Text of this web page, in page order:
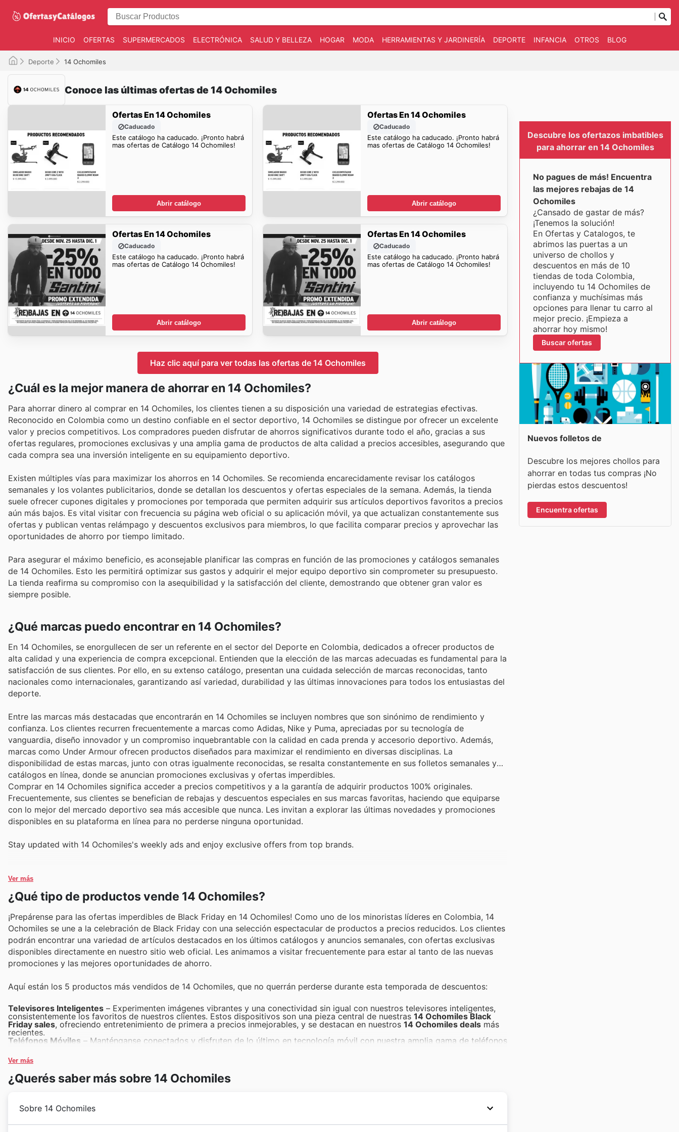
INICIO OFERTAS SUPERMERCADOS ELECTRÓNICA SALUD Y BELLEZA HOGAR MODA HERRAMIENTAS Y JARDINERÍA DEPORTE INFANCIA OTROS BLOG
Deporte 14 Ochomiles
Conoce las últimas ofertas de 14 Ochomiles
Ofertas En 14 Ochomiles
Caducado
Este catálogo ha caducado. ¡Pronto habrá
mas ofertas de Catálogo 14 Ochomiles!
Abrir catálogo
Ofertas En 14 Ochomiles
Caducado
Este catálogo ha caducado. ¡Pronto habrá
mas ofertas de Catálogo 14 Ochomiles!
Abrir catálogo
Ofertas En 14 Ochomiles
Caducado
Este catálogo ha caducado. ¡Pronto habrá
mas ofertas de Catálogo 14 Ochomiles!
Abrir catálogo
Ofertas En 14 Ochomiles
Caducado
Este catálogo ha caducado. ¡Pronto habrá
mas ofertas de Catálogo 14 Ochomiles!
Abrir catálogo
Haz clic aquí para ver todas las ofertas de 14 Ochomiles
¿Cuál es la mejor manera de ahorrar en 14 Ochomiles?
Para ahorrar dinero al comprar en 14 Ochomiles, los clientes tienen a su disposición una variedad de estrategias efectivas.
Reconocido en Colombia como un destino confiable en el sector deportivo, 14 Ochomiles se distingue por ofrecer un excelente
valor y precios competitivos. Los compradores pueden disfrutar de ahorros significativos durante todo el año, gracias a sus
ofertas regulares, promociones exclusivas y una amplia gama de productos de alta calidad a precios accesibles, asegurando que
cada compra sea una inversión inteligente en su equipamiento deportivo.
Existen múltiples vías para maximizar los ahorros en 14 Ochomiles. Se recomienda encarecidamente revisar los catálogos
semanales y los volantes publicitarios, donde se detallan los descuentos y ofertas especiales de la semana. Además, la tienda
suele ofrecer cupones digitales y promociones por temporada que permiten adquirir sus artículos deportivos favoritos a precios
aún más bajos. Es vital visitar con frecuencia su página web oficial o su aplicación móvil, ya que actualizan constantemente sus
ofertas y publican ventas relámpago y descuentos exclusivos para miembros, lo que facilita comparar precios y aprovechar las
oportunidades de ahorro por tiempo limitado.
Para asegurar el máximo beneficio, es aconsejable planificar las compras en función de las promociones y catálogos semanales
de 14 Ochomiles. Esto les permitirá optimizar sus gastos y adquirir el mejor equipo deportivo sin comprometer su presupuesto.
La tienda reafirma su compromiso con la asequibilidad y la satisfacción del cliente, demostrando que obtener gran valor es
siempre posible.
¿Qué marcas puedo encontrar en 14 Ochomiles?
En 14 Ochomiles, se enorgullecen de ser un referente en el sector del Deporte en Colombia, dedicados a ofrecer productos de
alta calidad y una experiencia de compra excepcional. Entienden que la elección de las marcas adecuadas es fundamental para la
satisfacción de sus clientes. Por ello, en su extenso catálogo, presentan una cuidada selección de marcas reconocidas, tanto
nacionales como internacionales, garantizando así variedad, durabilidad y las últimas innovaciones para todos los entusiastas del
deporte.
Entre las marcas más destacadas que encontrarán en 14 Ochomiles se incluyen nombres que son sinónimo de rendimiento y
confianza. Los clientes recurren frecuentemente a marcas como Adidas, Nike y Puma, apreciadas por su tecnología de
vanguardia, diseño innovador y un compromiso inquebrantable con la calidad en cada prenda y accesorio deportivo. Además,
marcas como Under Armour ofrecen productos diseñados para maximizar el rendimiento en diversas disciplinas. La
disponibilidad de estas marcas, junto con otras igualmente reconocidas, se resalta constantemente en sus folletos semanales y
catálogos en línea, donde se anuncian promociones exclusivas y ofertas imperdibles.
Comprar en 14 Ochomiles significa acceder a precios competitivos y a la garantía de adquirir productos 100% originales.
Frecuentemente, sus clientes se benefician de rebajas y descuentos especiales en sus marcas favoritas, haciendo que equiparse
con lo mejor del mercado deportivo sea más accesible que nunca. Les invitan a explorar las últimas novedades y promociones
disponibles en su plataforma en línea para no perderse ninguna oportunidad.
Stay updated with 14 Ochomiles's weekly ads and enjoy exclusive offers from top brands.
Ver más
¿Qué tipo de productos vende 14 Ochomiles?
¡Prepárense para las ofertas imperdibles de Black Friday en 14 Ochomiles! Como uno de los minoristas líderes en Colombia, 14
Ochomiles se une a la celebración de Black Friday con una selección espectacular de productos a precios reducidos. Los clientes
podrán encontrar una variedad de artículos destacados en los últimos catálogos y anuncios semanales, con ofertas exclusivas
disponibles directamente en nuestro sitio web oficial. Les animamos a visitar frecuentemente para estar al tanto de las nuevas
promociones y las mejores oportunidades de ahorro.
Aquí están los 5 productos más vendidos de 14 Ochomiles, que no querrán perderse durante esta temporada de descuentos:
Televisores Inteligentes – Experimenten imágenes vibrantes y una conectividad sin igual con nuestros televisores inteligentes,
consistentemente los favoritos de nuestros clientes. Estos dispositivos son una pieza central de nuestras 14 Ochomiles Black
Friday sales, ofreciendo entretenimiento de primera a precios inmejorables, y se destacan en nuestros 14 Ochomiles deals más
recientes.
Teléfonos Móviles – Manténganse conectados y disfruten de lo último en tecnología móvil con nuestra amplia gama de teléfonos
descuentos excepcionales que capturan la atención durante todo el evento de Black Friday.
Electrodomésticos de Cocina
hasta hornos, que son esenciales para cualquier hogar moderno. Su popularidad es innegable, y aparecen prominentemente en
los14 Ochomiles weekly ads, asegurando que obtengan el mejor valor en sus compras de Black Friday.
nuestra página web, siendo un punto clave en las
Artículos para el Hogar y Decoración
Ver más
¿Querés saber más sobre 14 Ochomiles
Sobre 14 Ochomiles
Descubre los ofertazos imbatibles
para ahorrar en 14 Ochomiles
No pagues de más! Encuentra
las mejores rebajas de 14
Ochomiles
¿Cansado de gastar de más?
¡Tenemos la solución!
En Ofertas y Catalogos, te
abrimos las puertas a un
universo de chollos y
descuentos en más de 10
tiendas de toda Colombia,
incluyendo tu 14 Ochomiles de
confianza y muchísimas más
opciones para llenar tu carro al
mejor precio. ¡Empieza a
ahorrar hoy mismo!
Buscar ofertas
Nuevos folletos de
Descubre los mejores chollos para
ahorrar en todas tus compras ¡No
pierdas estos descuentos!
Encuentra ofertas